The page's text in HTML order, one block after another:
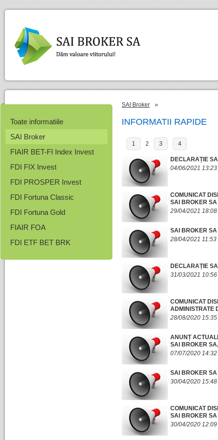
Toate informatiile
SAI Broker
FIAIR BET-FI Index Invest
FDI FIX Invest
FDI PROSPER Invest
FDI Fortuna Classic
FDI Fortuna Gold
FIAIR FOA
FDI ETF BET BRK
SAI Broker »
INFORMATII RAPIDE
1 2 3 4
DECLARAȚIE
04/06/2021 13:23
COMUNICAT
SAI BROKER SA
29/04/2021 18:08
SAI BROKER
28/04/2021 11:53
DECLARAȚIE
31/03/2021 10:56
COMUNICAT
ADMINISTRATE
28/08/2020 15:35
ANUNȚ
SAI BROKER
07/07/2020 14:32
SAI BROKER
30/04/2020 15:48
COMUNICAT
SAI BROKER SA
30/04/2020 12:09